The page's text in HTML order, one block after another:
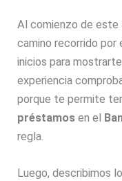
Al comienzo de este
camino recorrido por
inicios para
experiencia
porque te permite
préstamos en el
regla.
Luego, describimos